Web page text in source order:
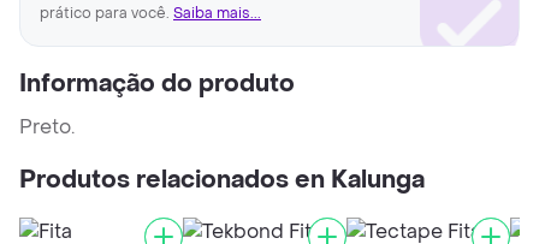
prático para você. Saiba mais...
Informação do produto
Preto.
Produtos relacionados en Kalunga